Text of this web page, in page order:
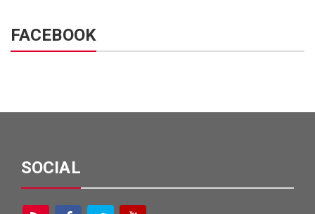
FACEBOOK
SOCIAL